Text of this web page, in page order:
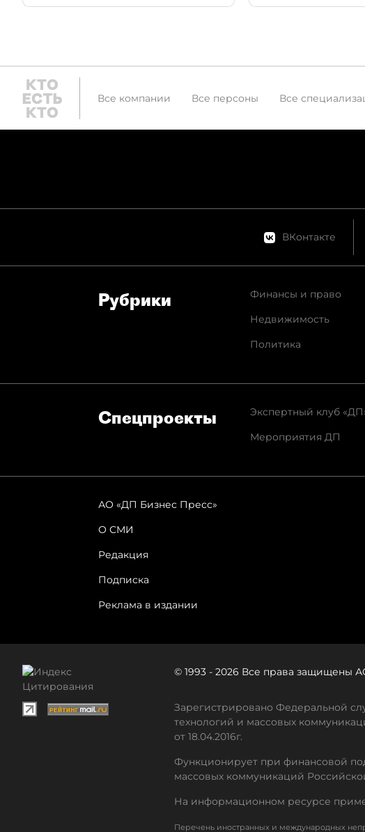
гендиректор цирка - с экс-
Все компании Все персоны Все
ВКонтакте
Рубрики
Финансы и право
Недвижимость
Политика
Спец­проекты
Экспертный клуб
Мероприятия ДП
АО «ДП Бизнес Пресс»
О СМИ
Редакция
Подписка
Реклама в издании
© 1993 - 2026 Все права защищены
Зарегистрировано Федеральной
технологий и массовых
от 18.04.2016г.
Функционирует при финансовой
массовых коммуникаций
На информационном ресурсе
Перечень иностранных и международных